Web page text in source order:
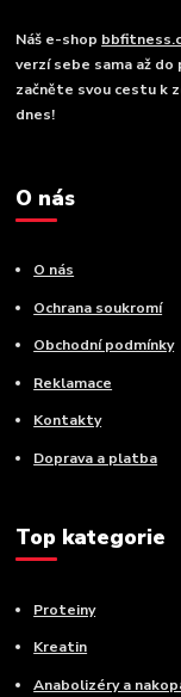
Náš e-shop
verzí sebe sama až
začněte svou cestu k
dnes!
O nás
O nás
Ochrana soukromí
Obchodní podmínky
Reklamace
Kontakty
Doprava a platba
Top kategorie
Proteiny
Kreatin
Anabolizéry a